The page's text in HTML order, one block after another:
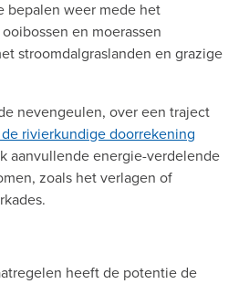
bepalen weer mede het
en moerassen
stroomdalgraslanden en grazige
nevengeulen, over een traject
de rivierkundige doorrekening
aanvullende energie-verdelende
zoals het verlagen of
heeft de potentie de